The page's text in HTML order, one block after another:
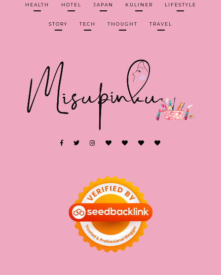
HEALTH HOTEL JAPAN KULINER LIFESTYLE
STORY TECH THOUGHT TRAVEL